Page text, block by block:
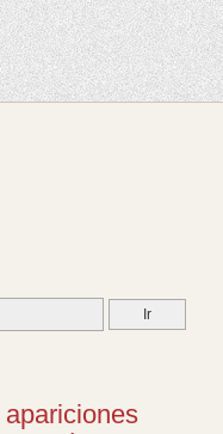
apariciones